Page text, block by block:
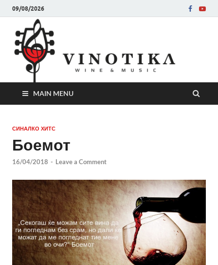
09/08/2026
MAIN MENU
СИНАЛКО ХИТС
Боемот
16/04/2018 - Leave a Comment